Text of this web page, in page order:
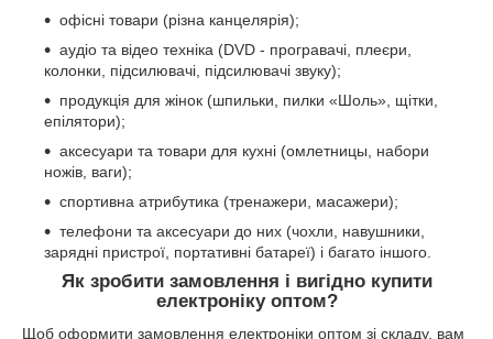
офісні товари (різна канцелярія);
аудіо та відео техніка (DVD - програвачі, плеєри,
колонки, підсилювачі, підсилювачі звуку);
продукція для жінок (шпильки, пилки «Шоль», щітки,
епілятори);
аксесуари та товари для кухні (омлетницы, набори
ножів, ваги);
спортивна атрибутика (тренажери, масажери);
телефони та аксесуари до них (чохли, навушники,
зарядні пристрої, портативні батареї) і багато іншого.
Як зробити замовлення і вигідно купити
електроніку оптом?
Щоб оформити замовлення електроніки оптом зі складу, вам